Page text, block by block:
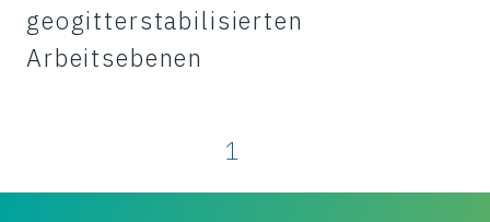
geogitterstabilisierten
Arbeitsebenen
1